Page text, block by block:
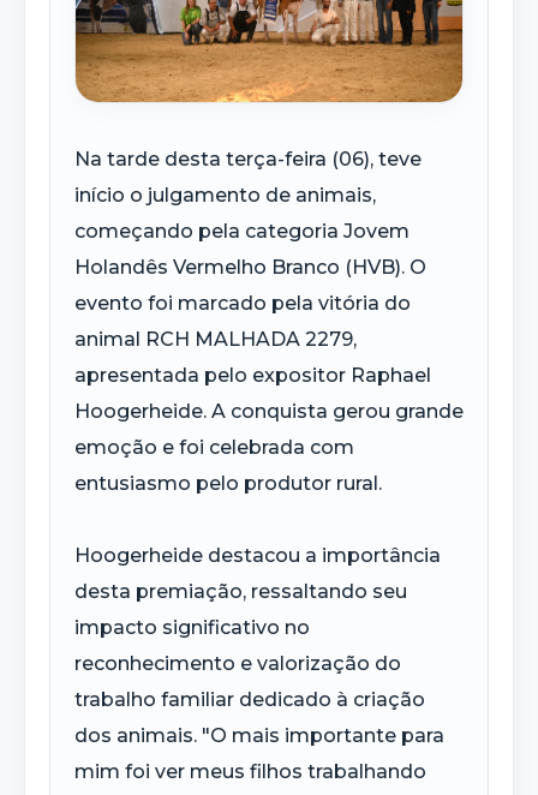
Na tarde desta terça-feira (06), teve
início o julgamento de animais,
começando pela categoria Jovem
Holandês Vermelho Branco (HVB). O
evento foi marcado pela vitória do
animal RCH MALHADA 2279,
apresentada pelo expositor Raphael
Hoogerheide. A conquista gerou grande
emoção e foi celebrada com
entusiasmo pelo produtor rural.
Hoogerheide destacou a importância
desta premiação, ressaltando seu
impacto significativo no
reconhecimento e valorização do
trabalho familiar dedicado à criação
dos animais. "O mais importante para
mim foi ver meus filhos trabalhando